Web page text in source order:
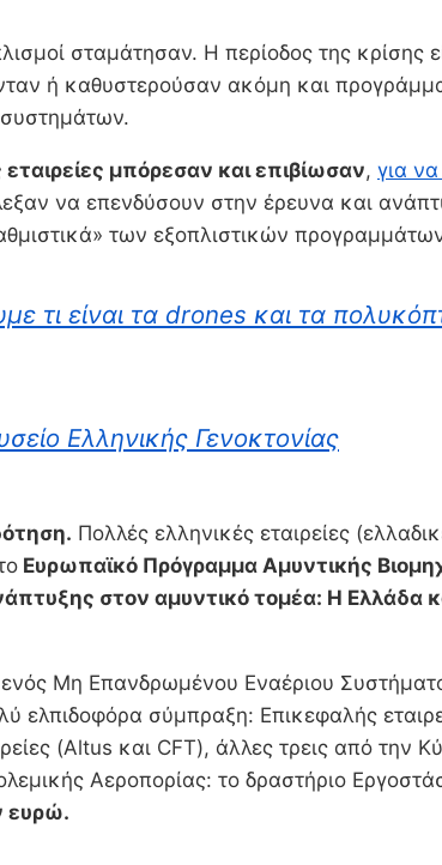
σταμάτησαν. Η περίοδος της κρίσης
ή καθυστερούσαν ακόμη και
μπόρεσαν και επιβίωσαν, για
να επενδύσουν στην έρευνα και
των εξοπλιστικών
τι είναι τα drones και τα
Ελληνικής Γενοκτονίας
Πολλές ελληνικές εταιρείες
Ευρωπαϊκό Πρόγραμμα Αμυντικής
στον αμυντικό τομέα: Η Ελλάδα
Μη Επανδρωμένου Εναέριου
ελπιδοφόρα σύμπραξη: Επικεφαλής
(Altus και CFT), άλλες τρεις από
Αεροπορίας: το δραστήριο
ευρώ.